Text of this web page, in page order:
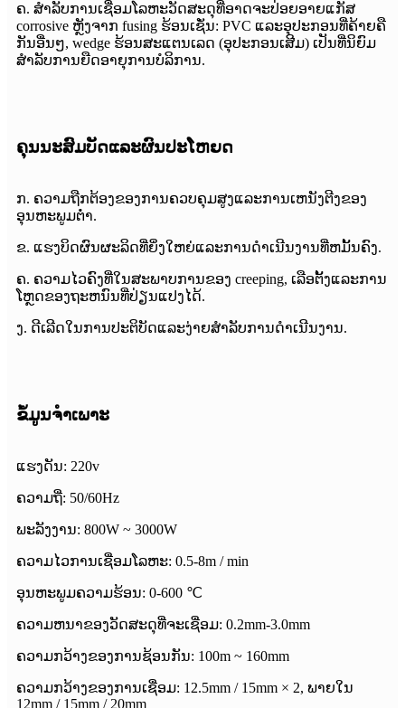
ຄ. ສໍາລັບການເຊື່ອມໂລຫະວັດສະດຸທີ່ອາດຈະປ່ອຍອາຍແກັສ
corrosive ຫຼັງຈາກ fusing ຮ້ອນເຊັ່ນ: PVC ແລະອຸປະກອນທີ່ຄ້າຍຄື
ກັນອື່ນໆ, wedge ຮ້ອນສະແຕນເລດ (ອຸປະກອນເສີມ) ເປັນທີ່ນິຍົມ
ສໍາລັບການຍືດອາຍຸການບໍລິການ.
ຄຸນນະສົມບັດແລະຜົນປະໂຫຍດ
ກ. ຄວາມຖືກຕ້ອງຂອງການຄວບຄຸມສູງແລະການເຫນັງຕີງຂອງ
ອຸນຫະພູມຕ່ໍາ.
ຂ. ແຮງບິດຜົນຜະລິດທີ່ຍິ່ງໃຫຍ່ແລະການດໍາເນີນງານທີ່ຫມັ້ນຄົງ.
ຄ. ຄວາມ​ໄວ​ຄົງ​ທີ່​ໃນ​ສະ​ພາບ​ການ​ຂອງ creeping​, ເລືອ​ຕັ້ງ​ແລະ​ການ​
ໂຫຼດ​ຂອງ​ຖະ​ຫນົນ​ທີ່​ປ່ຽນ​ແປງ​ໄດ້​.
ງ. ດີເລີດໃນການປະຕິບັດແລະງ່າຍສໍາລັບການດໍາເນີນງານ.
ຂໍ້ມູນຈໍາເພາະ
ແຮງດັນ: 220v
ຄວາມຖີ່: 50/60Hz
ພະລັງງານ: 800W ~ 3000W
ຄວາມໄວການເຊື່ອມໂລຫະ: 0.5-8m / min
ອຸນຫະພູມຄວາມຮ້ອນ: 0-600 ℃
ຄວາມຫນາຂອງວັດສະດຸທີ່ຈະເຊື່ອມ: 0.2mm-3.0mm
ຄວາມກວ້າງຂອງການຊ້ອນກັນ: 100m ~ 160mm
ຄວາມກວ້າງຂອງການເຊື່ອມ: 12.5mm / 15mm × 2, ພາຍໃນ
12mm / 15mm / 20mm